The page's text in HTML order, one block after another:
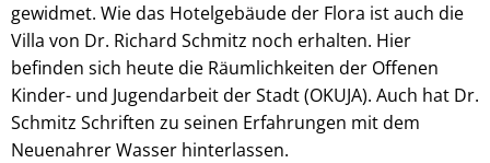
gewidmet. Wie das Hotelgebäude der Flora ist auch die
Villa von Dr. Richard Schmitz noch erhalten. Hier
befinden sich heute die Räumlichkeiten der Offenen
Kinder- und Jugendarbeit der Stadt (OKUJA). Auch hat Dr.
Schmitz Schriften zu seinen Erfahrungen mit dem
Neuenahrer Wasser hinterlassen.